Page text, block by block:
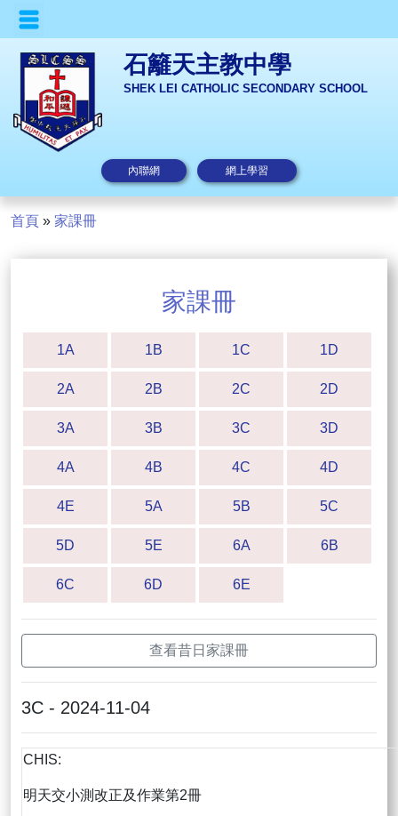
石籬天主教中學
SHEK LEI CATHOLIC SECONDARY SCHOOL
內聯網 網上學習
首頁 » 家課冊
家課冊
1A 1B 1C 1D
2A 2B 2C 2D
3A 3B 3C 3D
4A 4B 4C 4D
4E 5A 5B 5C
5D 5E 6A 6B
6C 6D 6E
查看昔日家課冊
3C - 2024-11-04
CHIS:
明天交小測改正及作業第2冊